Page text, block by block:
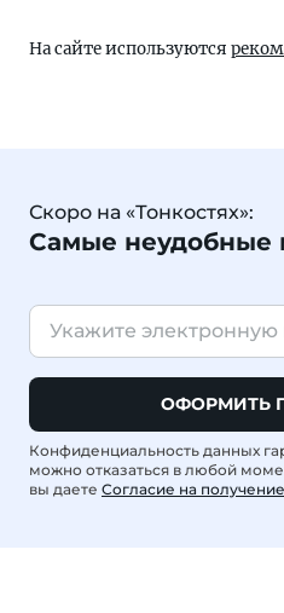
На сайте используются
Скоро на «Тонкостях»:
Самые неудобные
ОФОРМИТЬ
Конфиденциальность данных
можно отказаться в любой
вы даете Согласие на